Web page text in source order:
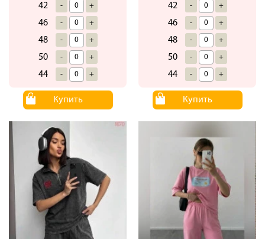
42 - +
46 - +
48 - +
50 - +
44 - +
Купить
42 - +
46 - +
48 - +
50 - +
44 - +
Купить